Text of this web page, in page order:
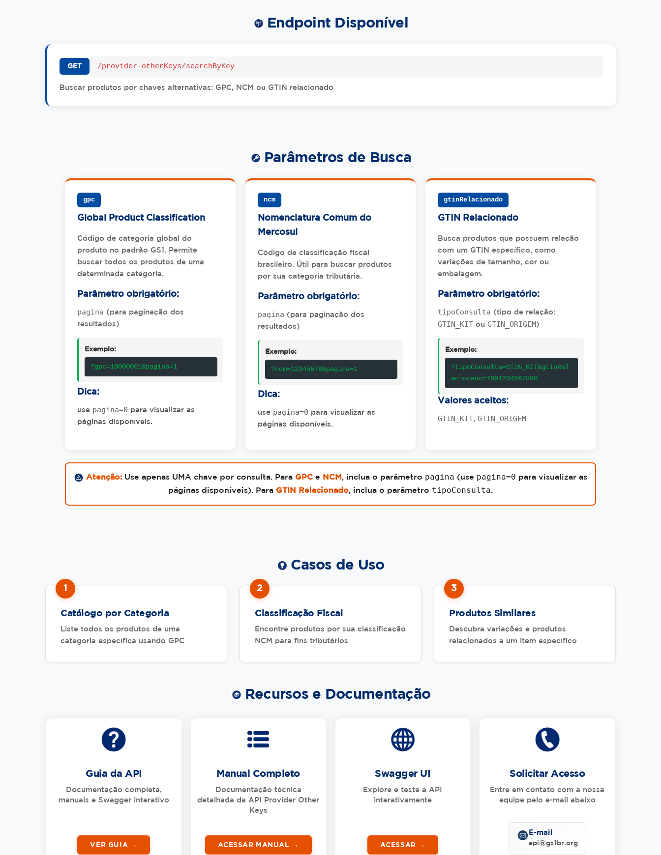
Endpoint Disponível
GET /provider-otherKeys/searchByKey
Buscar produtos por chaves alternativas: GPC, NCM ou GTIN relacionado
Parâmetros de Busca
gpc
Global Product Classification
Código de categoria global do
produto no padrão GS1. Permite
buscar todos os produtos de uma
determinada categoria.
Parâmetro obrigatório:
pagina (para paginação dos
resultados)
Exemplo:
?gpc=10000001&pagina=1
Dica:
use pagina=0 para visualizar as
páginas disponíveis.
ncm
Nomenclatura Comum do
Mercosul
Código de classificação fiscal
brasileiro. Útil para buscar produtos
por sua categoria tributária.
Parâmetro obrigatório:
pagina (para paginação dos
resultados)
Exemplo:
?ncm=12345678&pagina=1
Dica:
use pagina=0 para visualizar as
páginas disponíveis.
gtinRelacionado
GTIN Relacionado
Busca produtos que possuem relação
com um GTIN específico, como
variações de tamanho, cor ou
embalagem.
Parâmetro obrigatório:
tipoConsulta (tipo de relação:
GTIN_KIT ouGTIN_ORIGEM)
Exemplo:
?tipoConsulta=GTIN_KIT&gtinRel
acionado=7891234567890
Valores aceitos:
GTIN_KIT,GTIN_ORIGEM
Atenção: Use apenas UMA chave por consulta. Para GPC e NCM , inclua o parâmetro pagina (use pagina=0 para visualizar as
páginas disponíveis). Para GTIN Relacionado, inclua o parâmetro tipoConsulta.
Casos de Uso
1
Catálogo por Categoria
Liste todos os produtos de uma
categoria específica usando GPC
2
Classificação Fiscal
Encontre produtos por sua classificação
NCM para fins tributários
3
Produtos Similares
Descubra variações e produtos
relacionados a um item específico
Recursos e Documentação
Guia da API
Documentação completa,
manuais e Swagger interativo
VER GUIA
Manual Completo
Documentação técnica
detalhada da API Provider Other
Keys
ACESSAR MANUAL
Swagger UI
Explore e teste a API
interativamente
ACESSAR
Solicitar Acesso
Entre em contato com a nossa
equipe pelo e-mail abaixo
E-mail
api@gs1br.org